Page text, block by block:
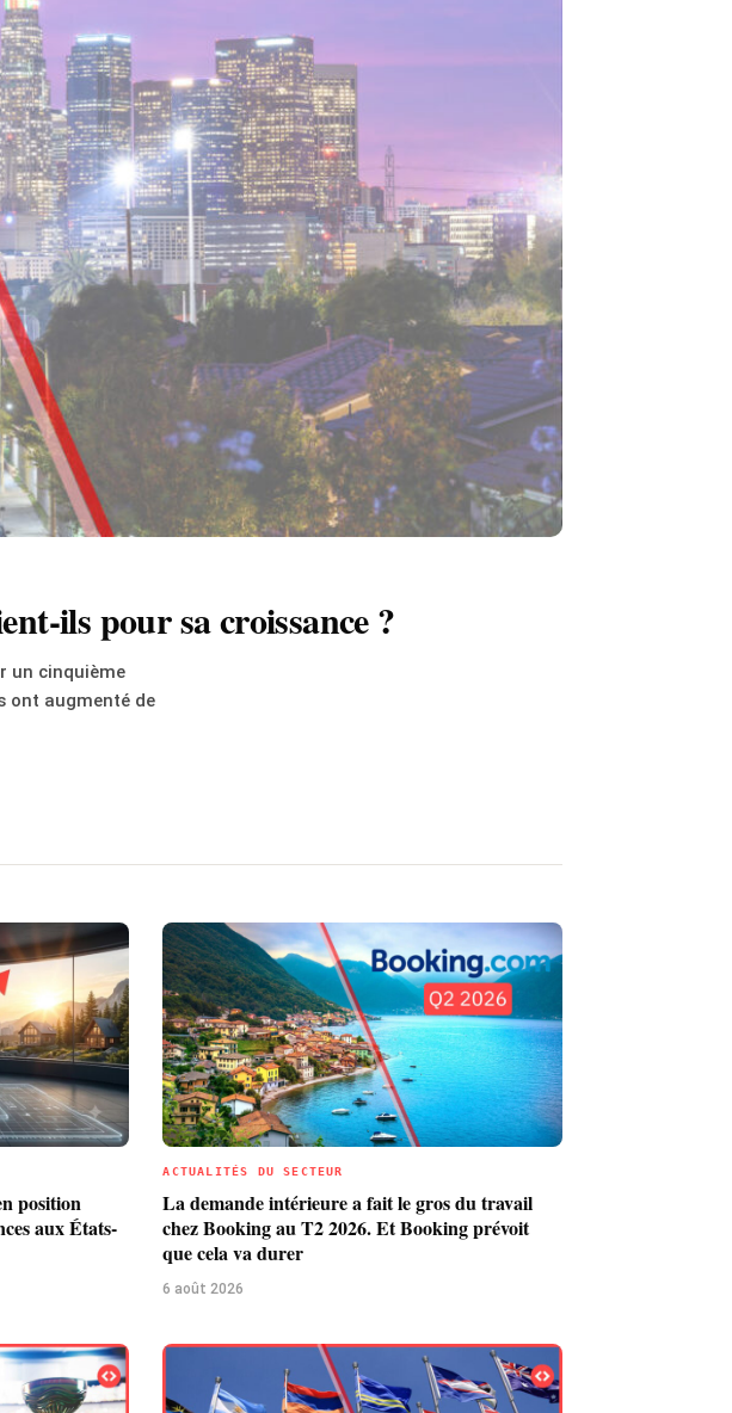
ils pour sa croissance ?
un cinquième
ont augmenté de
position
aux États-
ACTUALITÉS DU SECTEUR
La demande intérieure a fait le gros du travail
chez Booking au T2 2026. Et Booking prévoit
que cela va durer
6 août 2026